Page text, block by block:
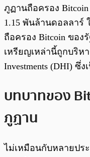
ภูฏานถือครอง
1.15 พันล้านดอลลาร์
ถือครอง Bitcoin ขอ
เหรียญเหล่านี้ถูกบริห
Investments (DHI) ซึ่
บทบาทของ
ภูฏาน
ไม่เหมือนกับหลายปร